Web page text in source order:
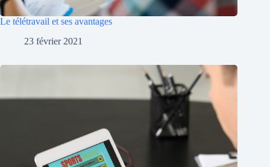
Le télétravail et ses avantages
23 février 2021